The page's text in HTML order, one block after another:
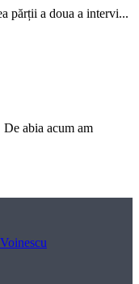
părții a doua a intervi...
abia acum am